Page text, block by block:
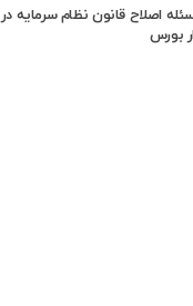
اصلاح قانون نظام سرمایه
بورس